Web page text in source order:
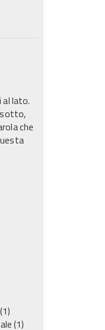
al lato.
sotto,
che
(1)
(1)